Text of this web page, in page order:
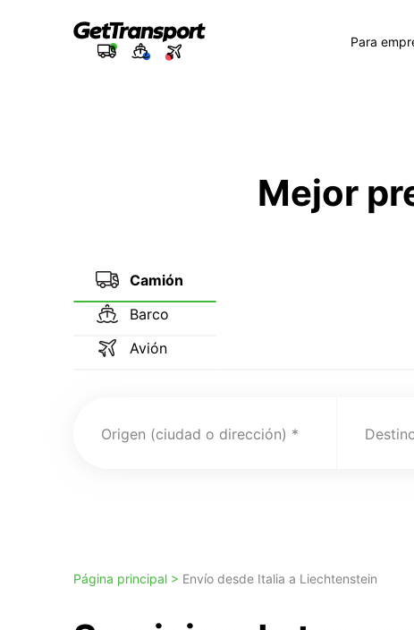
Para
Mejor
Camión
Barco
Avión
Origen (ciudad o dirección)
Página principal > Envío desde Italia a Liechtenstein